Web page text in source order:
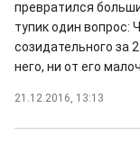
превратился
тупик один вопрос:
созидательного за
него, ни от его
21.12.2016, 13:13